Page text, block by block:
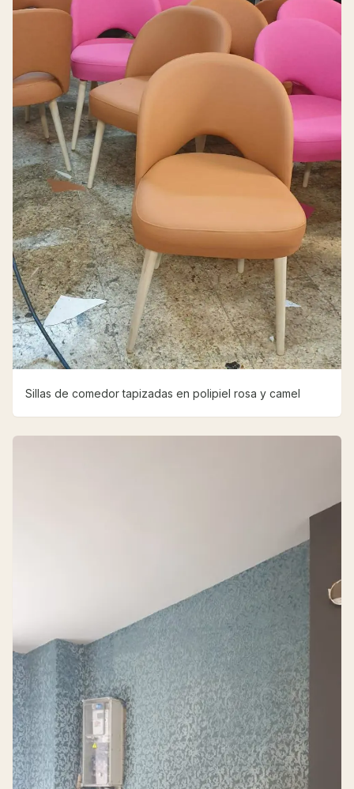
Sillas de comedor tapizadas en polipiel rosa y camel